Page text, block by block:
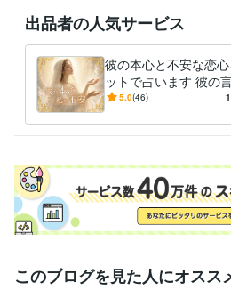
今のところ秋頃を目安に
より良い形で戻れるよう
準備を進めておりますので、
どうぞよろしくお願いいたします。
これまでご縁をいただいた
心よりお祈りしております。
マリア
経験職種
出品者の人気サービス
彼の本心と不安な恋
ットで占います 彼の
態度に揺れる気持ち
5.0(46)
このブログを見た人にオスス